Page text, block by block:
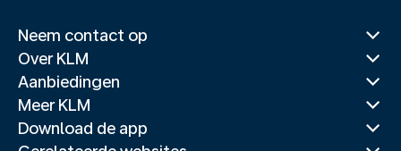
Neem contact op
Over KLM
Aanbiedingen
Meer KLM
Download de app